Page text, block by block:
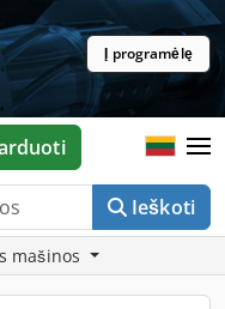
Į programėlę
Ieškoti
mašinos